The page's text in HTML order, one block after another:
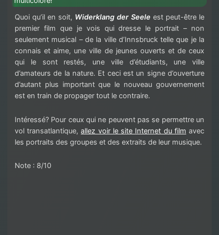
Quoi qu’il en soit, Widerklang der Seele est peut-être le
premier film que je vois qui dresse le portrait – non
seulement musical – de la ville d’Innsbruck telle que je la
connais et aime, une ville de jeunes ouverts et de ceux
qui le sont restés, une ville d’étudiants, une ville
d’amateurs de la nature. Et ceci est un signe d’ouverture
d’autant plus important que le nouveau gouvernement
est en train de propager tout le contraire.
Intéressé? Pour ceux qui ne peuvent pas se permettre un
vol transatlantique,allez voir le site Internet du film avec
les portraits des groupes et des extraits de leur musique.
Note : 8/10